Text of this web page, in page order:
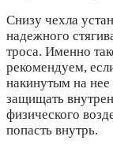
Снизу чехла
надежного
троса. Именно
рекомендуем,
накинутым на
защищать
физического
попасть внутрь.